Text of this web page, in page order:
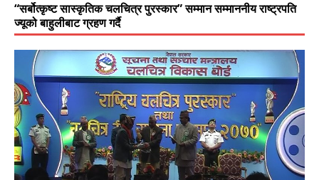
“सर्बोत्कृष्ट सास्कृतिक चलचित्र पुरस्कार” सम्मान सम्माननीय राष्ट्रपति
ज्यूको बाहुलीबाट ग्रहण गर्दै